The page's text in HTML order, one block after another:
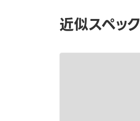
近似スペック